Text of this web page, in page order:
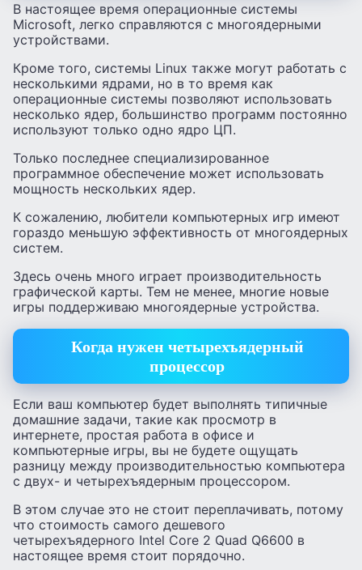
В настоящее время операционные системы
Microsoft, легко справляются с многоядерными
устройствами.
Кроме того, системы Linux также могут работать с
несколькими ядрами, но в то время как
операционные системы позволяют использовать
несколько ядер, большинство программ постоянно
используют только одно ядро ЦП.
Только последнее специализированное
программное обеспечение может использовать
мощность нескольких ядер.
К сожалению, любители компьютерных игр имеют
гораздо меньшую эффективность от многоядерных
систем.
Здесь очень много играет производительность
графической карты. Тем не менее, многие новые
игры поддерживаю многоядерные устройства.
Когда нужен четырехъядерный
процессор
Если ваш компьютер будет выполнять типичные
домашние задачи, такие как просмотр в
интернете, простая работа в офисе и
компьютерные игры, вы не будете ощущать
разницу между производительностью компьютера
с двух- и четырехъядерным процессором.
В этом случае это не стоит переплачивать, потому
что стоимость самого дешевого
четырехъядерного Intel Core 2 Quad Q6600 в
настоящее время стоит порядочно.